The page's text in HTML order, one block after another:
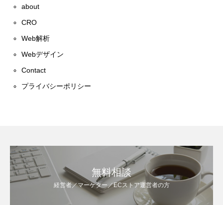
about
CRO
Web解析
Webデザイン
Contact
プライバシーポリシー
無料相談
経営者／マーケター／ECストア運営者の⽅